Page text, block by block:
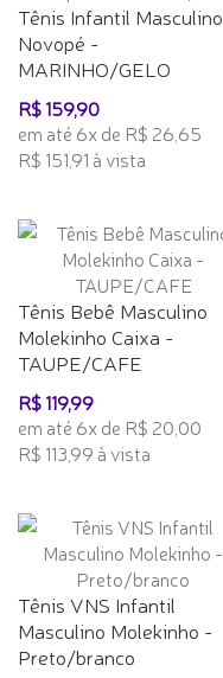
Tênis Infantil Masculino
Novopé -
MARINHO/GELO
R$ 159,90
em até 6x de R$ 26,65
R$ 151,91 à vista
Tênis Bebê Masculino
Molekinho Caixa -
TAUPE/CAFE
R$ 119,99
em até 6x de R$ 20,00
R$ 113,99 à vista
Tênis VNS Infantil
Masculino Molekinho -
Preto/branco